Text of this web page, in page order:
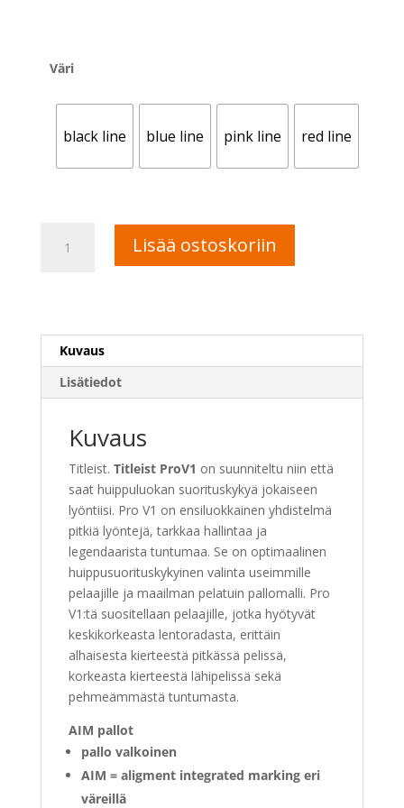
Väri
black line blue line pink line red line
ProV1
määrä
Lisää ostoskoriin
n
i
:
Kuvaus
Lisätiedot
Kuvaus
Titleist. Titleist ProV1 on suunniteltu niin että
saat huippuluokan suorituskykyä jokaiseen
lyöntiisi. Pro V1 on ensiluokkainen yhdistelmä
pitkiä lyöntejä, tarkkaa hallintaa ja
legendaarista tuntumaa. Se on optimaalinen
huippusuorituskykyinen valinta useimmille
pelaajille ja maailman pelatuin pallomalli. Pro
V1:tä suositellaan pelaajille, jotka hyötyvät
keskikorkeasta lentoradasta, erittäin
alhaisesta kierteestä pitkässä pelissä,
korkeasta kierteestä lähipelissä sekä
pehmeämmästä tuntumasta.
AIM pallot
pallo valkoinen
AIM = aligment integrated marking eri
väreillä